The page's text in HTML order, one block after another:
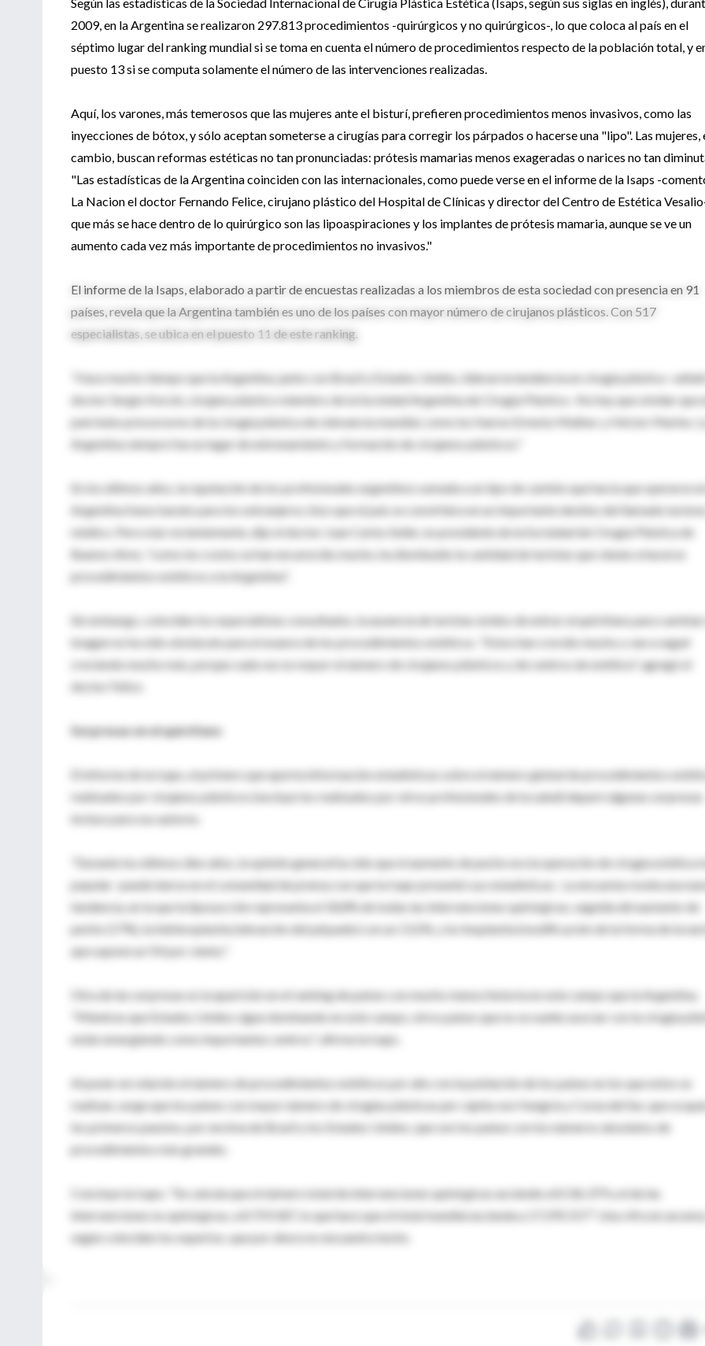
2009, en la Argentina se realizaron 297.813 procedimientos -quirúrgicos y no quirúrgicos-, lo que coloca al país en el
séptimo lugar del ranking mundial si se toma en cuenta el número de procedimientos respecto de la población total, y
puesto 13 si se computa solamente el número de las intervenciones realizadas.
Aquí, los varones, más temerosos que las mujeres ante el bisturí, prefieren procedimientos menos invasivos, como las
inyecciones de bótox, y sólo aceptan someterse a cirugías para corregir los párpados o hacerse una "lipo". Las mujeres,
cambio, buscan reformas estéticas no tan pronunciadas: prótesis mamarias menos exageradas o narices no tan
"Las estadísticas de la Argentina coinciden con las internacionales, como puede verse en el informe de la Isaps -
La Nacion el doctor Fernando Felice, cirujano plástico del Hospital de Clínicas y director del Centro de Estética
que más se hace dentro de lo quirúrgico son las lipoaspiraciones y los implantes de prótesis mamaria, aunque se ve un
aumento cada vez más importante de procedimientos no invasivos."
El informe de la Isaps, elaborado a partir de encuestas realizadas a los miembros de esta sociedad con presencia en 91
países, revela que la Argentina también es uno de los países con mayor número de cirujanos plásticos. Con 517
especialistas, se ubica en el puesto 11 de este ranking.
"Hace mucho tiempo que la Argentina, junto con Brasil y Estados Unidos, lideran la tendencia en cirugía plástica -
doctor Sergio Korzín, cirujano plástico miembro de la Sociedad Argentina de Cirugía Plástica-. No hay que olvidar que
país hubo precursores de la cirugía plástica de relevancia mundial, como los fueron Ernesto Malbec y Héctor Marino.
Argentina siempre fue un lugar de entrenamiento y formación de cirujanos plásticos."
En los últimos años, la reputación de los profesionales argentinos sumada a un tipo de cambio que hacía que operarse
Argentina fuese barato para los extranjeros, hizo que el país se convirtiera en un importante destino del llamado
médico. Pero más recientemente, dijo el doctor Juan Carlos Seiler, ex presidente de la Sociedad de Cirugía Plástica de
Buenos Aires, "como los costos se han encarecido mucho, ha disminuido la cantidad de turistas que vienen a hacerse
procedimientos estéticos a la Argentina".
Sin embargo, coinciden los especialistas consultados, la ausencia de turistas ávidos de entrar al quirófano para
imagen no ha sido obstáculo para el avance de los procedimientos estéticos. "Estos han crecido mucho y van a seguir
creciendo mucho más, porque cada vez es mayor el número de cirujanos plásticos y de centros de estética", agregó el
doctor Felice.
Sorpresas en el quirófano
El informe de la Isaps, el primero que aporta información estadísticas sobre el número global de procedimientos
realizados por cirujanos plásticos (excluye los realizados por otros profesionales de la salud) deparó algunas sorpresas
incluso para sus autores.
"Durante los últimos diez años, la opinión general ha sido que el aumento de pecho era la operación de cirugía estética
popular -puede leerse en el comunidad de prensa con que la Isaps presentó sus estadísticas-. La encuesta revela una
tendencia, en la que la liposucción representa el 18,8% de todas las intervenciones quirúrgicas, seguida del aumento de
pecho (17%), la blefaroplastia (elevación del párpado) con un 13,5%, y la rinoplastia (modificación de la forma de la
que supone un 9,4 por ciento."
Otra de las sorpresas es la aparición en el ranking de países con mucho menos historia en este campo que la Argentina.
"Mientras que Estados Unidos sigue dominando en este campo, otros países que no se suelen asociar con la cirugía
están emergiendo como importantes centros", afirma la Isaps.
Al poner en relación el número de procedimientos estéticos por año con la población de los países en los que estos se
realizan, surge que los países con mayor número de cirugías plásticas per cápita son Hungría y Corea del Sur, que
los primeros puestos, por encima de Brasil y los Estados Unidos, que son los países con los números absolutos de
procedimientos más grandes.
Concluye la Isaps: "Se calcula que el número total de intervenciones quirúrgicas asciende a 8.536.379 y el de las
intervenciones no quirúrgicas, a 8.759.187, lo que hace que el total mundial ascienda a 17.295.557". Una cifra en
según coinciden los expertos, que por ahora no encuentra techo.